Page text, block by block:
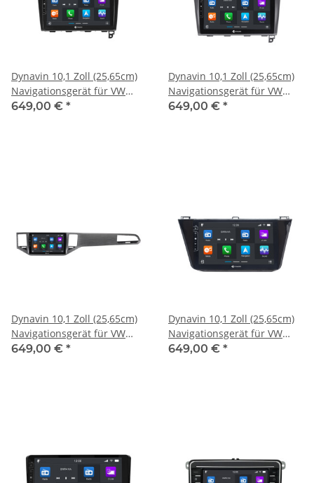
Dynavin 10,1 Zoll (25,65cm)
Navigationsgerät für VW
Golf 7 2012-2020
649,00 € *
Dynavin 10,1 Zoll (25,65cm)
Navigationsgerät für VW
Golf 7 2012-2020
649,00 € *
Dynavin 10,1 Zoll (25,65cm)
Navigationsgerät für VW
Golf 7 Sportsvan 2014-2020
649,00 € *
Dynavin 10,1 Zoll (25,65cm)
Navigationsgerät für VW
Tiguan ab 2017
649,00 € *